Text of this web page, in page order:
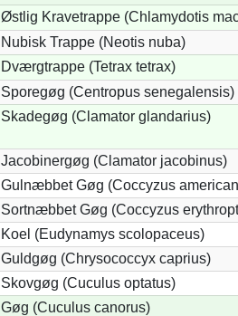
Østlig Kravetrappe (Chlamydotis
Nubisk Trappe (Neotis nuba)
Dværgtrappe (Tetrax tetrax)
Sporegøg (Centropus senegalensis)
Skadegøg (Clamator glandarius)
Jacobinergøg (Clamator jacobinus)
Gulnæbbet Gøg (Coccyzus
Sortnæbbet Gøg (Coccyzus
Koel (Eudynamys scolopaceus)
Guldgøg (Chrysococcyx caprius)
Skovgøg (Cuculus optatus)
Gøg (Cuculus canorus)